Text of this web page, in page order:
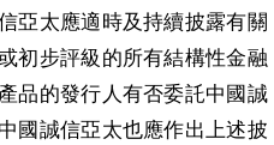
亞太應適時及持續披露有關
初步評級的所有結構性金融
品的發行人有否委託中國誠
國誠信亞太也應作出上述披